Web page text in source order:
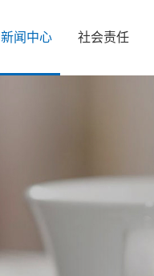
新闻中心 社会责任